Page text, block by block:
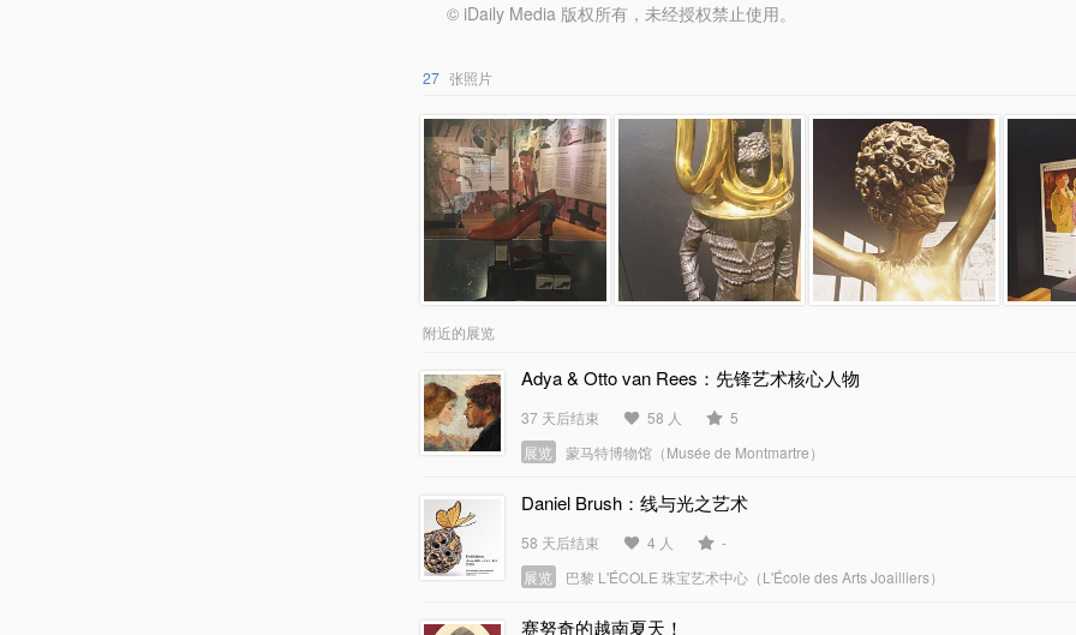
© iDaily Media 版权所有，未经授权禁止使用。
27 张照片
附近的展览
Adya & Otto van Rees：先锋艺术核心人物
37 天后结束 58 人
5
展览
蒙马特博物馆（Musée de Montmartre）
Daniel Brush：线与光之艺术
58 天后结束 4 人
-
展览
巴黎 L'ÉCOLE 珠宝艺术中心（L'École des Arts Joailliers）
赛努奇的越南夏天！